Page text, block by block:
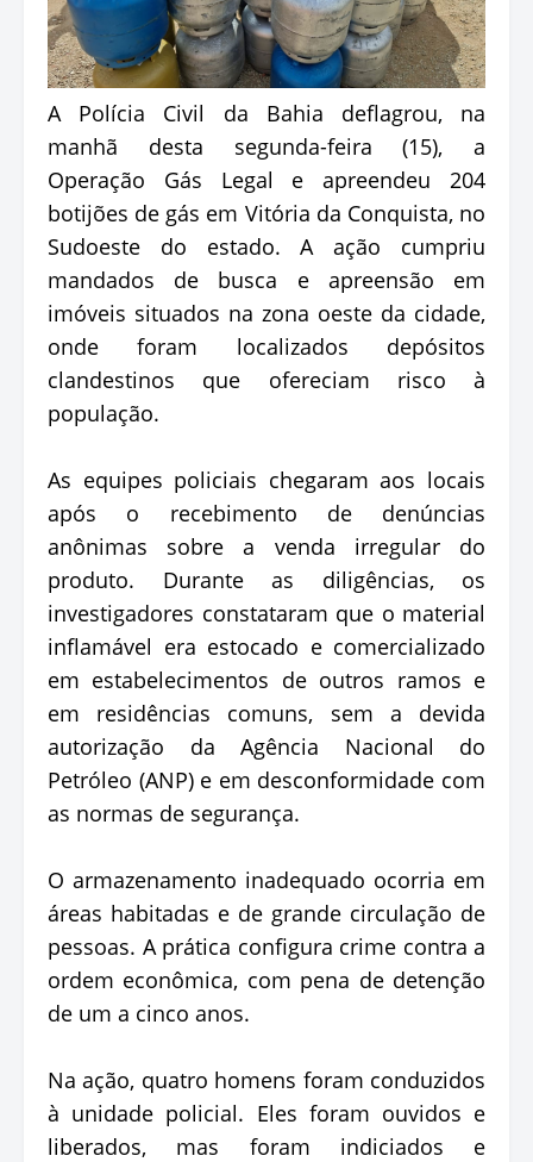
A Polícia Civil da Bahia deflagrou, na
manhã desta segunda-feira (15), a
Operação Gás Legal e apreendeu 204
botijões de gás em Vitória da Conquista, no
Sudoeste do estado. A ação cumpriu
mandados de busca e apreensão em
imóveis situados na zona oeste da cidade,
onde foram localizados depósitos
clandestinos que ofereciam risco à
população.
As equipes policiais chegaram aos locais
após o recebimento de denúncias
anônimas sobre a venda irregular do
produto. Durante as diligências, os
investigadores constataram que o material
inflamável era estocado e comercializado
em estabelecimentos de outros ramos e
em residências comuns, sem a devida
autorização da Agência Nacional do
Petróleo (ANP) e em desconformidade com
as normas de segurança.
O armazenamento inadequado ocorria em
áreas habitadas e de grande circulação de
pessoas. A prática configura crime contra a
ordem econômica, com pena de detenção
de um a cinco anos.
Na ação, quatro homens foram conduzidos
à unidade policial. Eles foram ouvidos e
liberados, mas foram indiciados e